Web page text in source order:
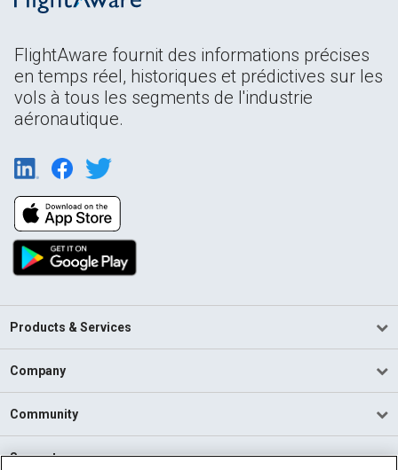
FlightAware fournit des informations précises
en temps réel, historiques et prédictives sur les
vols à tous les segments de l'industrie
aéronautique.
Products & Services
Company
Community
Support